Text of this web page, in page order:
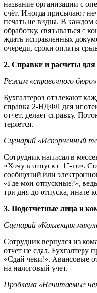
название организации с
счёт. Иногда присылают
печать не видна. В каждом
обработку, связываться с
ждать исправленных
очереди, сроки оплаты
2. Справки и расчеты для
Режим «справочного бюро»
Бухгалтеров отвлекают
справка 2-НДФЛ для
отчет, делает справку.
теряется.
Сценарий «Испорченный
Сотрудник написал в
«Хочу в отпуск с 15-го».
сообщений или
«Где мои отпускные?»,
три дня до отпуска, иначе
3. Подотчетные лица и
Сценарий «Коллекция
Сотрудник вернулся из
отчет не сдал. Бухгалтеру
«Сдай чеки!». Авансовые
на налоговый учет.
Проблема «Нечитаемые